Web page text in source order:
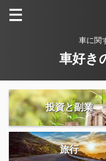
車に関
車好き
投資と副業
旅行